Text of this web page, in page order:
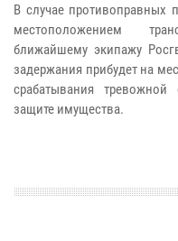
В случае противоправных
местоположением
ближайшему экипажу
задержания прибудет на
срабатывания
защите имущества.